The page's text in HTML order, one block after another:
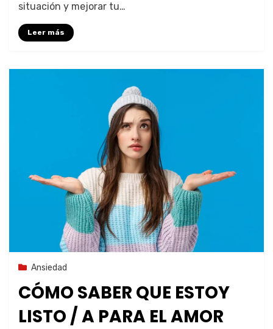
situación y mejorar tu…
Leer más
1 de noviembre de 2023
Ansiedad
CÓMO SABER QUE ESTOY
LISTO / A PARA EL AMOR